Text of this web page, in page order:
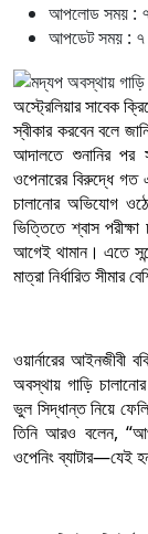
আপলোড সময় :
আপডেট সময় :
অস্ট্রেলিয়ার সাবেক
স্বীকার করবেন বলে
আদালতে শুনানির
ওপেনারের বিরুদ্ধে গত
চালানোর অভিযোগ
ভিত্তিতে শ্বাস
আগেই থামান। এতে
মাত্রা নির্ধারিত
ওয়ার্নারের আইনজীবী
অবস্থায় গাড়ি
ভুল সিদ্ধান্ত নিয়ে
তিনি আরও বলেন,
ওপেনিং ব্যাটার—যেই